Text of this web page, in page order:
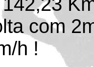
com
h !